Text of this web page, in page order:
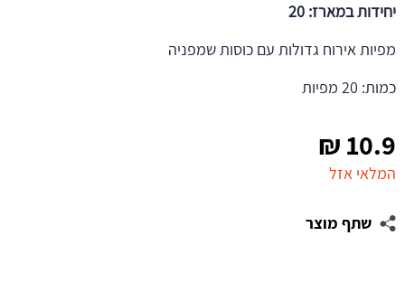
10.9
₪
המלאי אזל
שתף מוצר
יחידות במארז: 20
מפיות אירוח גדולות עם כוסות שמפניה
כמות: 20 מפיות